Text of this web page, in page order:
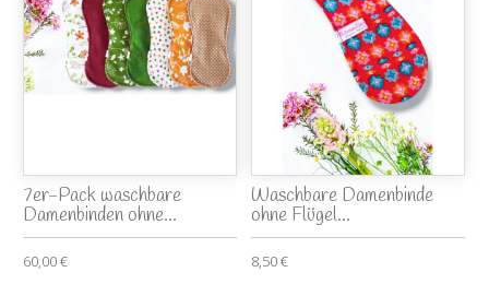
7er-Pack waschbare
Damenbinden ohne...
60,00 €
Waschbare Damenbinde
ohne Flügel...
8,50 €